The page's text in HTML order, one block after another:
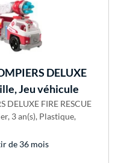
DELUXE
Jeu véhicule
FIRE RESCUE
3 an(s), Plastique,
de 36 mois